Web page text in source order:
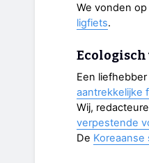
We vonden
ligfiets.
Ecologisch
Een
aantrekkelijke
Wij,
verpestende
De Koreaanse